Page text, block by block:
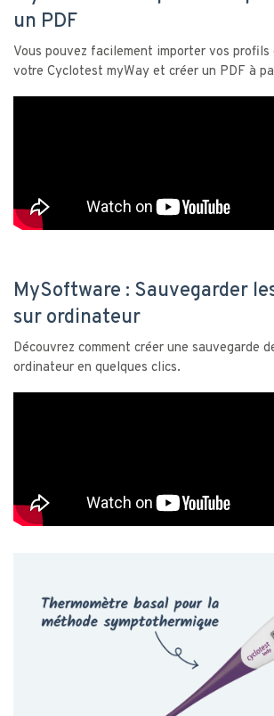
un PDF
Vous pouvez facilement importer vos
votre Cyclotest myWay et créer un PDF à
MySoftware : Sauvegarder
sur ordinateur
Découvrez comment créer une sauvegarde
ordinateur en quelques clics.